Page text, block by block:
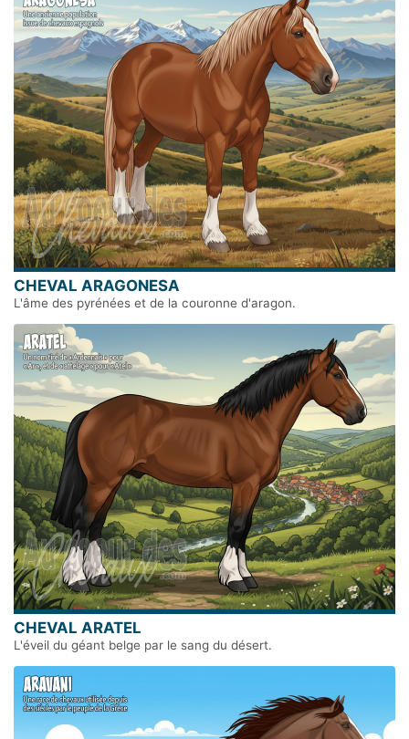
CHEVAL ARAGONESA
L'âme des pyrénées et de la couronne d'aragon.
CHEVAL ARATEL
L'éveil du géant belge par le sang du désert.